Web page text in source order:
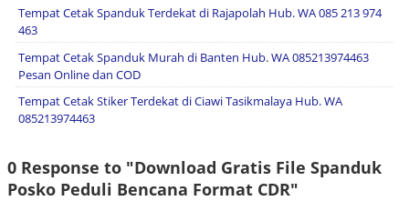
Tempat Cetak Spanduk Terdekat di Rajapolah Hub. WA 085 213 974
463
Tempat Cetak Spanduk Murah di Banten Hub. WA 085213974463
Pesan Online dan COD
Tempat Cetak Stiker Terdekat di Ciawi Tasikmalaya Hub. WA
085213974463
0 Response to "Download Gratis File Spanduk
Posko Peduli Bencana Format CDR"